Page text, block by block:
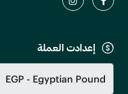
إعدادت العملة